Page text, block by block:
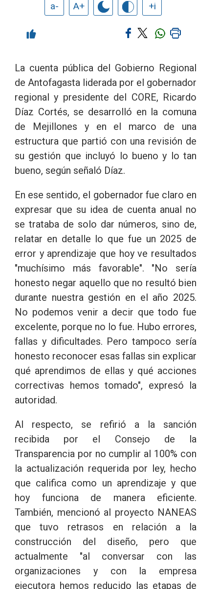
a- A+ +i
La cuenta pública del Gobierno Regional
de Antofagasta liderada por el gobernador
regional y presidente del CORE, Ricardo
Díaz Cortés, se desarrolló en la comuna
de Mejillones y en el marco de una
estructura que partió con una revisión de
su gestión que incluyó lo bueno y lo tan
bueno, según señaló Díaz.
En ese sentido, el gobernador fue claro en
expresar que su idea de cuenta anual no
se trataba de solo dar números, sino de,
relatar en detalle lo que fue un 2025 de
error y aprendizaje que hoy ve resultados
"muchísimo más favorable". "No sería
honesto negar aquello que no resultó bien
durante nuestra gestión en el año 2025.
No podemos venir a decir que todo fue
excelente, porque no lo fue. Hubo errores,
fallas y dificultades. Pero tampoco sería
honesto reconocer esas fallas sin explicar
qué aprendimos de ellas y qué acciones
correctivas hemos tomado", expresó la
autoridad.
Al respecto, se refirió a la sanción
recibida por el Consejo de la
Transparencia por no cumplir al 100% con
la actualización requerida por ley, hecho
que califica como un aprendizaje y que
hoy funciona de manera eficiente.
También, mencionó al proyecto NANEAS
que tuvo retrasos en relación a la
construcción del diseño, pero que
actualmente "al conversar con las
organizaciones y con la empresa
ejecutora hemos reducido las etapas de